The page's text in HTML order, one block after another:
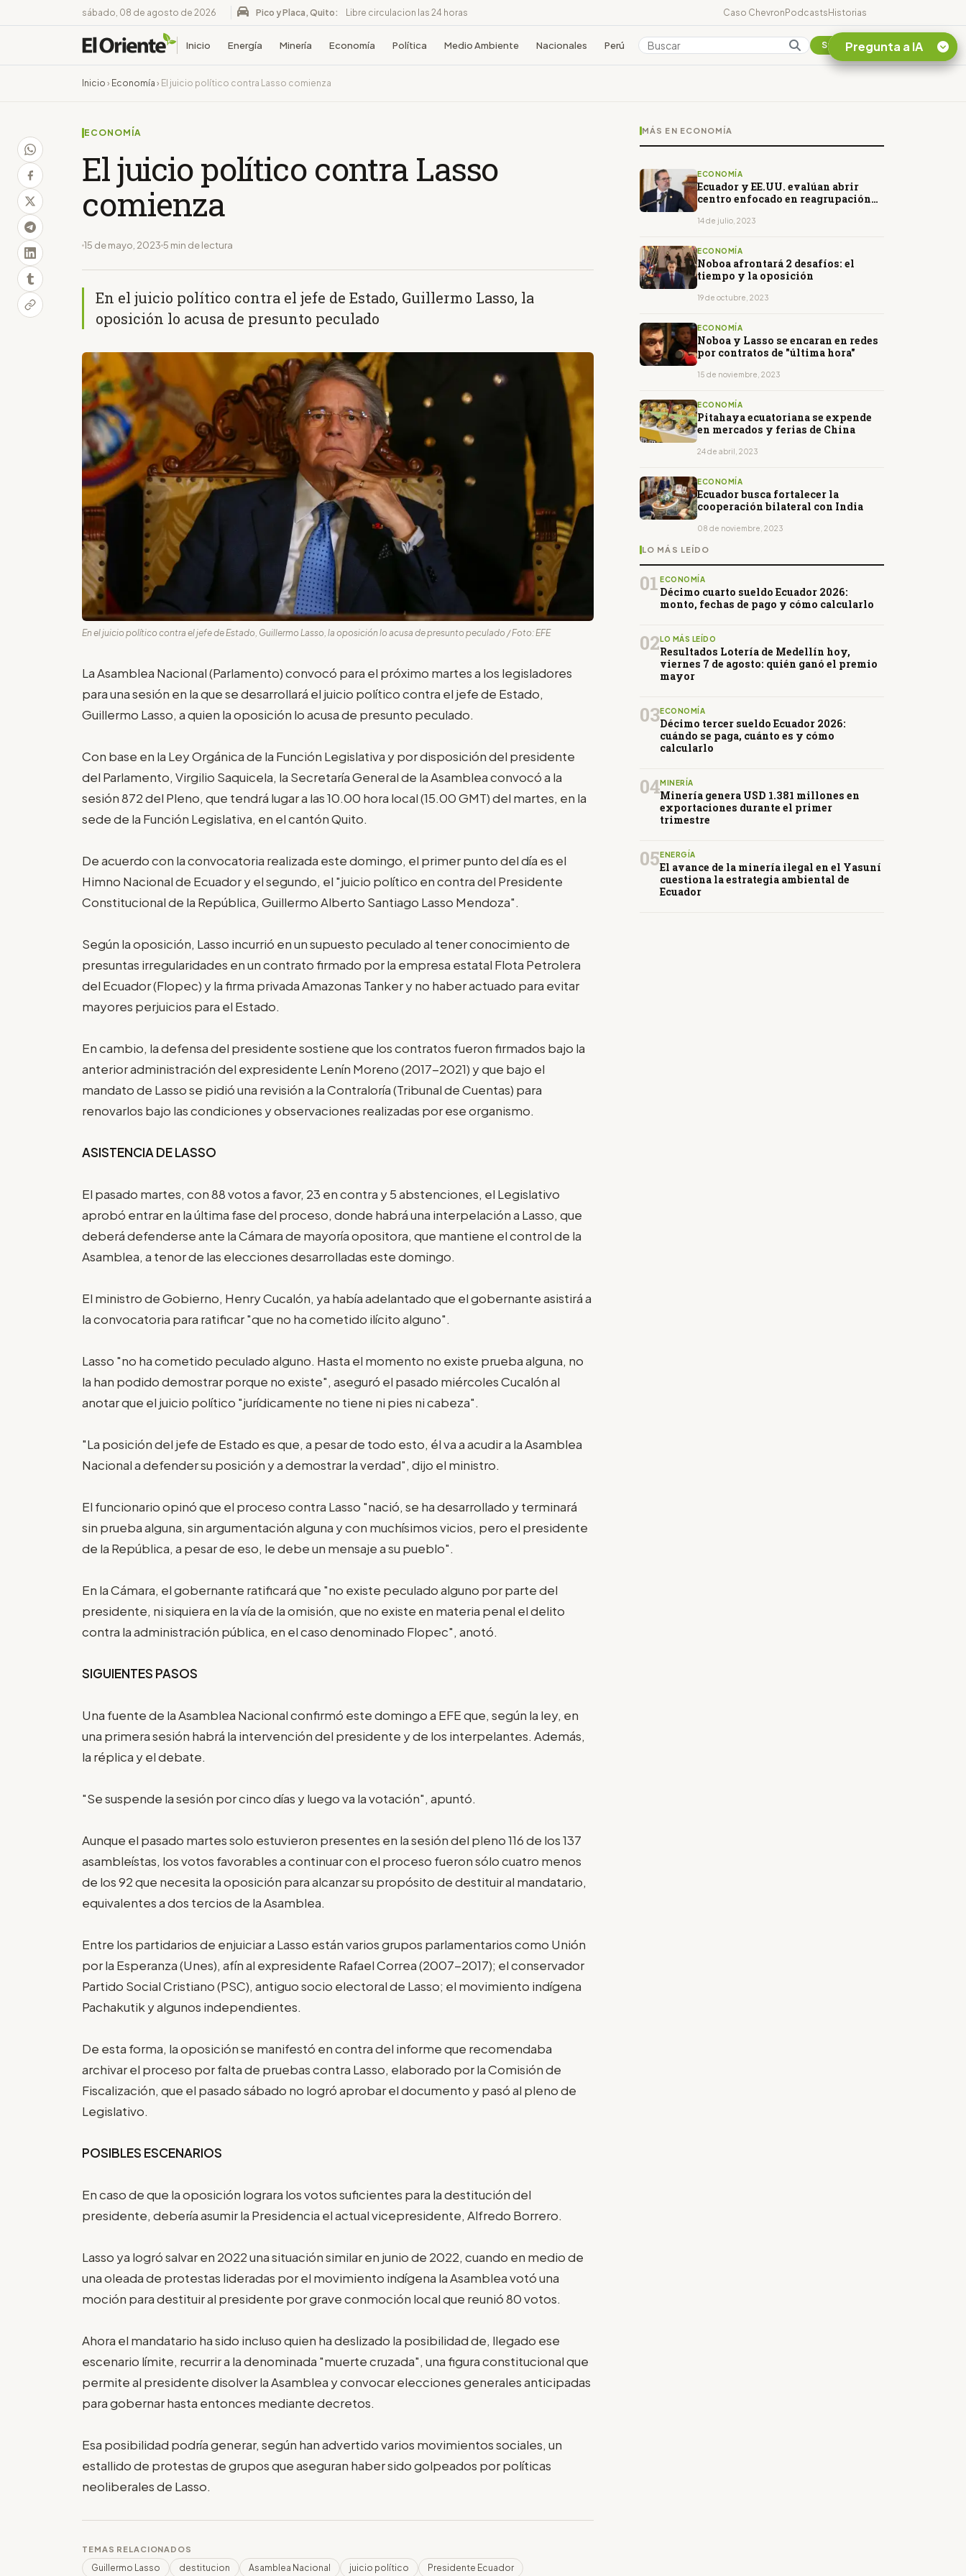
sábado, 08 de agosto de 2026 Pico y Placa, Quito: Libre circulacion las 24 horas Caso ChevronPodcastsHistorias
Inicio Energía Minería Economía Política Medio Ambiente Nacionales Perú Colombia Suscribirse
Inicio › Economía › El juicio político contra Lasso comienza
ECONOMÍA
El juicio político contra Lasso
comienza
15 de mayo, 2023 5 min de lectura
En el juicio político contra el jefe de Estado, Guillermo Lasso, la
oposición lo acusa de presunto peculado
En el juicio político contra el jefe de Estado, Guillermo Lasso, la oposición lo acusa de presunto peculado / Foto: EFE
La Asamblea Nacional (Parlamento) convocó para el próximo martes a los legisladores
para una sesión en la que se desarrollará el juicio político contra el jefe de Estado,
Guillermo Lasso, a quien la oposición lo acusa de presunto peculado.
Con base en la Ley Orgánica de la Función Legislativa y por disposición del presidente
del Parlamento, Virgilio Saquicela, la Secretaría General de la Asamblea convocó a la
sesión 872 del Pleno, que tendrá lugar a las 10.00 hora local (15.00 GMT) del martes, en la
sede de la Función Legislativa, en el cantón Quito.
De acuerdo con la convocatoria realizada este domingo, el primer punto del día es el
Himno Nacional de Ecuador y el segundo, el "juicio político en contra del Presidente
Constitucional de la República, Guillermo Alberto Santiago Lasso Mendoza".
Según la oposición, Lasso incurrió en un supuesto peculado al tener conocimiento de
presuntas irregularidades en un contrato firmado por la empresa estatal Flota Petrolera
del Ecuador (Flopec) y la firma privada Amazonas Tanker y no haber actuado para evitar
mayores perjuicios para el Estado.
En cambio, la defensa del presidente sostiene que los contratos fueron firmados bajo la
anterior administración del expresidente Lenín Moreno (2017-2021) y que bajo el
mandato de Lasso se pidió una revisión a la Contraloría (Tribunal de Cuentas) para
renovarlos bajo las condiciones y observaciones realizadas por ese organismo.
ASISTENCIA DE LASSO
El pasado martes, con 88 votos a favor, 23 en contra y 5 abstenciones, el Legislativo
aprobó entrar en la última fase del proceso, donde habrá una interpelación a Lasso, que
deberá defenderse ante la Cámara de mayoría opositora, que mantiene el control de la
Asamblea, a tenor de las elecciones desarrolladas este domingo.
El ministro de Gobierno, Henry Cucalón, ya había adelantado que el gobernante asistirá a
la convocatoria para ratificar "que no ha cometido ilícito alguno".
Lasso "no ha cometido peculado alguno. Hasta el momento no existe prueba alguna, no
la han podido demostrar porque no existe", aseguró el pasado miércoles Cucalón al
anotar que el juicio político "jurídicamente no tiene ni pies ni cabeza".
"La posición del jefe de Estado es que, a pesar de todo esto, él va a acudir a la Asamblea
Nacional a defender su posición y a demostrar la verdad", dijo el ministro.
El funcionario opinó que el proceso contra Lasso "nació, se ha desarrollado y terminará
sin prueba alguna, sin argumentación alguna y con muchísimos vicios, pero el presidente
de la República, a pesar de eso, le debe un mensaje a su pueblo".
En la Cámara, el gobernante ratificará que "no existe peculado alguno por parte del
presidente, ni siquiera en la vía de la omisión, que no existe en materia penal el delito
contra la administración pública, en el caso denominado Flopec", anotó.
SIGUIENTES PASOS
Una fuente de la Asamblea Nacional confirmó este domingo a EFE que, según la ley, en
una primera sesión habrá la intervención del presidente y de los interpelantes. Además,
la réplica y el debate.
"Se suspende la sesión por cinco días y luego va la votación", apuntó.
Aunque el pasado martes solo estuvieron presentes en la sesión del pleno 116 de los 137
asambleístas, los votos favorables a continuar con el proceso fueron sólo cuatro menos
de los 92 que necesita la oposición para alcanzar su propósito de destituir al mandatario,
equivalentes a dos tercios de la Asamblea.
Entre los partidarios de enjuiciar a Lasso están varios grupos parlamentarios como Unión
por la Esperanza (Unes), afín al expresidente Rafael Correa (2007-2017); el conservador
Partido Social Cristiano (PSC), antiguo socio electoral de Lasso; el movimiento indígena
Pachakutik y algunos independientes.
De esta forma, la oposición se manifestó en contra del informe que recomendaba
archivar el proceso por falta de pruebas contra Lasso, elaborado por la Comisión de
Fiscalización, que el pasado sábado no logró aprobar el documento y pasó al pleno de
Legislativo.
POSIBLES ESCENARIOS
En caso de que la oposición lograra los votos suficientes para la destitución del
presidente, debería asumir la Presidencia el actual vicepresidente, Alfredo Borrero.
Lasso ya logró salvar en 2022 una situación similar en junio de 2022, cuando en medio de
una oleada de protestas lideradas por el movimiento indígena la Asamblea votó una
moción para destituir al presidente por grave conmoción local que reunió 80 votos.
Ahora el mandatario ha sido incluso quien ha deslizado la posibilidad de, llegado ese
escenario límite, recurrir a la denominada "muerte cruzada", una figura constitucional que
permite al presidente disolver la Asamblea y convocar elecciones generales anticipadas
para gobernar hasta entonces mediante decretos.
Esa posibilidad podría generar, según han advertido varios movimientos sociales, un
estallido de protestas de grupos que aseguran haber sido golpeados por políticas
neoliberales de Lasso.
TEMAS RELACIONADOS
Guillermo Lasso destitucion Asamblea Nacional juicio político Presidente Ecuador
MÁS EN ECONOMÍA
ECONOMÍA
Ecuador y EE.UU. evalúan abrir
centro enfocado en reagrupación
14 de julio, 2023
ECONOMÍA
Noboa afrontará 2 desafíos: el
tiempo y la oposición
19 de octubre, 2023
ECONOMÍA
Noboa y Lasso se encaran en redes
por contratos de "última hora"
15 de noviembre, 2023
ECONOMÍA
Pitahaya ecuatoriana se expende
en mercados y ferias de China
24 de abril, 2023
ECONOMÍA
Ecuador busca fortalecer la
cooperación bilateral con India
08 de noviembre, 2023
LO MÁS LEÍDO
01 ECONOMÍA
Décimo cuarto sueldo Ecuador 2026:
monto, fechas de pago y cómo calcularlo
02 LO MÁS LEÍDO
Resultados Lotería de Medellín hoy,
viernes 7 de agosto: quién ganó el premio
mayor
03ECONOMÍA
Décimo tercer sueldo Ecuador 2026:
cuándo se paga, cuánto es y cómo
calcularlo
04MINERÍA
Minería genera USD 1.381 millones en
exportaciones durante el primer
trimestre
05 ENERGÍA
El avance de la minería ilegal en el Yasuní
cuestiona la estrategia ambiental de
Ecuador
Pregunta a IA
¿En que consiste la